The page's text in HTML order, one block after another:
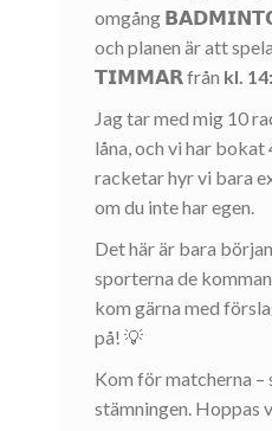
omgång
och planen är att
𝗧𝗜𝗠𝗠𝗔𝗥 från kl.
Jag tar med mig 10
låna, och vi har
racketar hyr vi bara
om du inte har egen.
Det här är bara
sporterna de
kom gärna med
på! 💡
Kom för matcherna –
stämningen. Hoppas